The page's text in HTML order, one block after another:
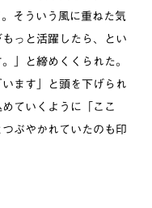
そういう風に重ねた気
っと活躍したら、とい
」と締めくくられた。
ます」と頭を下げられ
ていくように「ここ
ぶやかれていたのも印